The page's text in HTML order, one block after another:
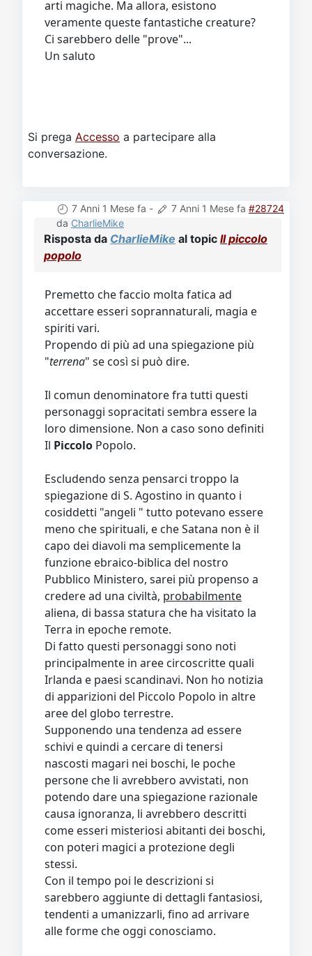
arti magiche. Ma allora, esistono
veramente queste fantastiche creature?
Ci sarebbero delle "prove"...
Un saluto
Si prega Accesso a partecipare alla
conversazione.
7 Anni 1 Mese fa - 7 Anni 1 Mese fa #28724
da CharlieMike
Risposta da CharlieMike al topic Il piccolo
popolo
Premetto che faccio molta fatica ad
accettare esseri soprannaturali, magia e
spiriti vari.
Propendo di più ad una spiegazione più
"terrena" se così si può dire.
Il comun denominatore fra tutti questi
personaggi sopracitati sembra essere la
loro dimensione. Non a caso sono definiti
Il Piccolo Popolo.
Escludendo senza pensarci troppo la
spiegazione di S. Agostino in quanto i
cosiddetti "angeli " tutto potevano essere
meno che spirituali, e che Satana non è il
capo dei diavoli ma semplicemente la
funzione ebraico-biblica del nostro
Pubblico Ministero, sarei più propenso a
credere ad una civiltà, probabilmente
aliena, di bassa statura che ha visitato la
Terra in epoche remote.
Di fatto questi personaggi sono noti
principalmente in aree circoscritte quali
Irlanda e paesi scandinavi. Non ho notizia
di apparizioni del Piccolo Popolo in altre
aree del globo terrestre.
Supponendo una tendenza ad essere
schivi e quindi a cercare di tenersi
nascosti magari nei boschi, le poche
persone che li avrebbero avvistati, non
potendo dare una spiegazione razionale
causa ignoranza, li avrebbero descritti
come esseri misteriosi abitanti dei boschi,
con poteri magici a protezione degli
stessi.
Con il tempo poi le descrizioni si
sarebbero aggiunte di dettagli fantasiosi,
tendenti a umanizzarli, fino ad arrivare
alle forme che oggi conosciamo.